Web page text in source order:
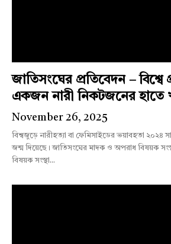
জাতিসংঘের প্রতিবেদন – বিশ্বে
একজন নারী নিকটজনের হাতে
November 26, 2025
বিশ্বজুড়ে নারীহত্যা বা ফেমিসাইডের ভয়াবহতা ২০২৪
জন্ম দিয়েছে। জাতিসংঘের মাদক ও অপরাধ বিষয়ক
বিষয়ক সংস্থা...